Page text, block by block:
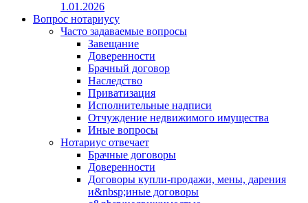
1.01.2026
Вопрос нотариусу
Часто задаваемые вопросы
Завещание
Доверенности
Брачный договор
Наследство
Приватизация
Исполнительные надписи
Отчуждение недвижимого имущества
Иные вопросы
Нотариус отвечает
Брачные договоры
Доверенности
Договоры купли-продажи, мены, дарения
и&nbsp;иные договоры